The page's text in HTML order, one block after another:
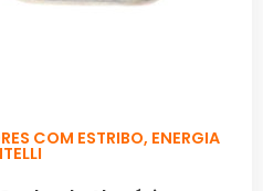
COM ESTRIBO, ENERGIA